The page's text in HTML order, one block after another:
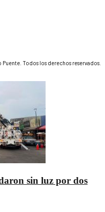
Todos los derechos reservados.
sin luz por dos